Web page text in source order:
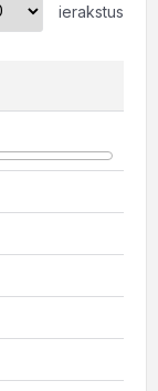
ierakstus